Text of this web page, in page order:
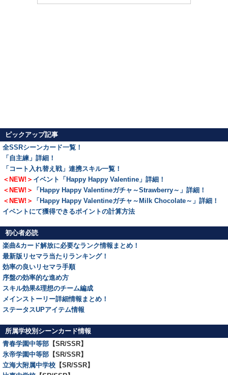
ピックアップ記事
全SSRシーンカード一覧！
「自主練」詳細！
「コート入れ替え戦」連携スキル一覧！
＜NEW!＞ イベント「Happy Happy Valentine」詳細！
＜NEW!＞
「Happy Happy Valentineガチャ～Strawberry～」詳細！
＜NEW!＞
「Happy Happy Valentineガチャ～Milk Chocolate～」詳細！
イベントにて獲得できるポイントの計算方法
初心者必読
楽曲&カード解放に必要なランク情報まとめ！
最新版リセマラ当たりランキング！
効率の良いリセマラ手順
序盤の効率的な進め方
スキル効果&理想のチーム編成
メインストーリー詳細情報まとめ！
ステータスUPアイテム情報
所属学校別シーンカード情報
青春学園中等部 【SR/SSR】
氷帝学園中等部 【SR/SSR】
立海大附属中学校 【SR/SSR】